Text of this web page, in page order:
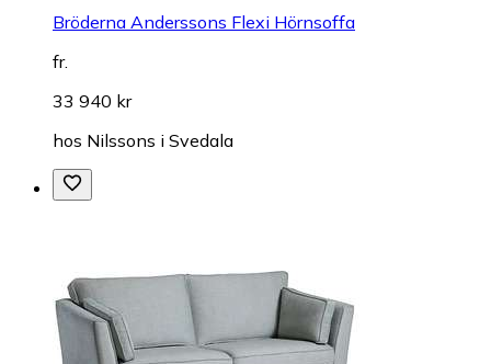
Bröderna Anderssons Flexi Hörnsoffa
fr.
33 940 kr
hos Nilssons i Svedala